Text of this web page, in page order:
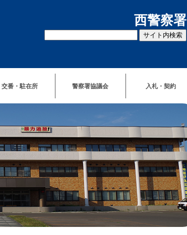
西警察署
交番・駐在所 警察署協議会 入札・契約